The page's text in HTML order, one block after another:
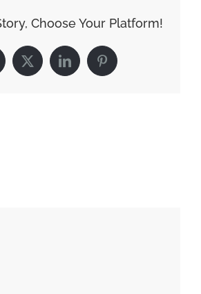
Choose Your Platform!
X LinkedInPinterest